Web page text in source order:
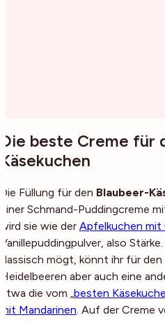
Die beste Creme für
Käsekuchen
Die Füllung für den Blaubeer-
einer Schmand-Puddingcreme
wird sie wie der Apfelkuchen mit
Vanillepuddingpulver, also
klassisch mögt, könnt ihr für
Heidelbeeren aber auch eine
etwa die vom „besten
mit Mandarinen. Auf der Creme